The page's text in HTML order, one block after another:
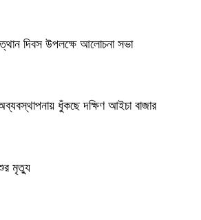
দিবস উপলক্ষে আলোচনা সভা
ধুঁকছে দক্ষিণ আইচা বাজার
মৃত্যু